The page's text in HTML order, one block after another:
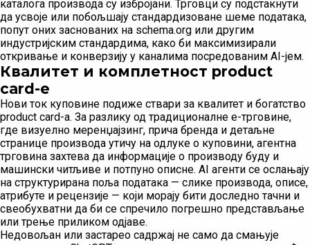
каталога производа су избројани. Трговци су подстакнути
да усвоје или побољшају стандардизоване шеме података,
попут оних заснованих на schema.org или другим
индустријским стандардима, како би максимизирали
откривање и конверзију у каналима посредованим AI-јем.
Квалитет и комплетност product
card-е
Нови ток куповине подиже ствари за квалитет и богатство
product card-а. За разлику од традиционалне е-трговине,
где визуелно меренџајзинг, прича бренда и детаљне
странице производа утичу на одлуке о куповини, агентна
трговина захтева да информације о производу буду и
машински читљиве и потпуно описне. AI агенти се ослањају
на структурирана поља података — слике производа, описе,
атрибуте и рецензије — који морају бити доследно тачни и
свеобухватни да би се спречило погрешно представљање
или трење приликом одјаве.
Недовољан или застарео садржај не само да смањује